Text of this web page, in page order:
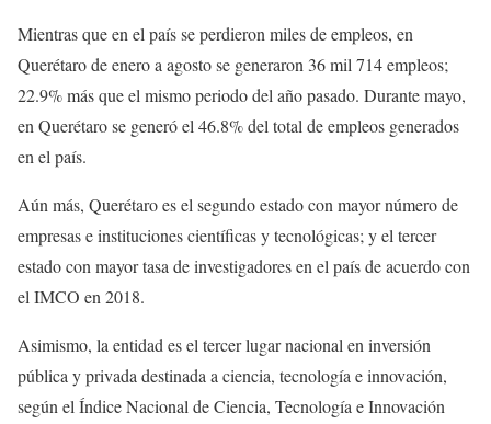
Mientras que en el país se perdieron miles de empleos, en
Querétaro de enero a agosto se generaron 36 mil 714 empleos;
22.9% más que el mismo periodo del año pasado. Durante mayo,
en Querétaro se generó el 46.8% del total de empleos generados
en el país.
Aún más, Querétaro es el segundo estado con mayor número de
empresas e instituciones científicas y tecnológicas; y el tercer
estado con mayor tasa de investigadores en el país de acuerdo con
el IMCO en 2018.
Asimismo, la entidad es el tercer lugar nacional en inversión
pública y privada destinada a ciencia, tecnología e innovación,
según el Índice Nacional de Ciencia, Tecnología e Innovación